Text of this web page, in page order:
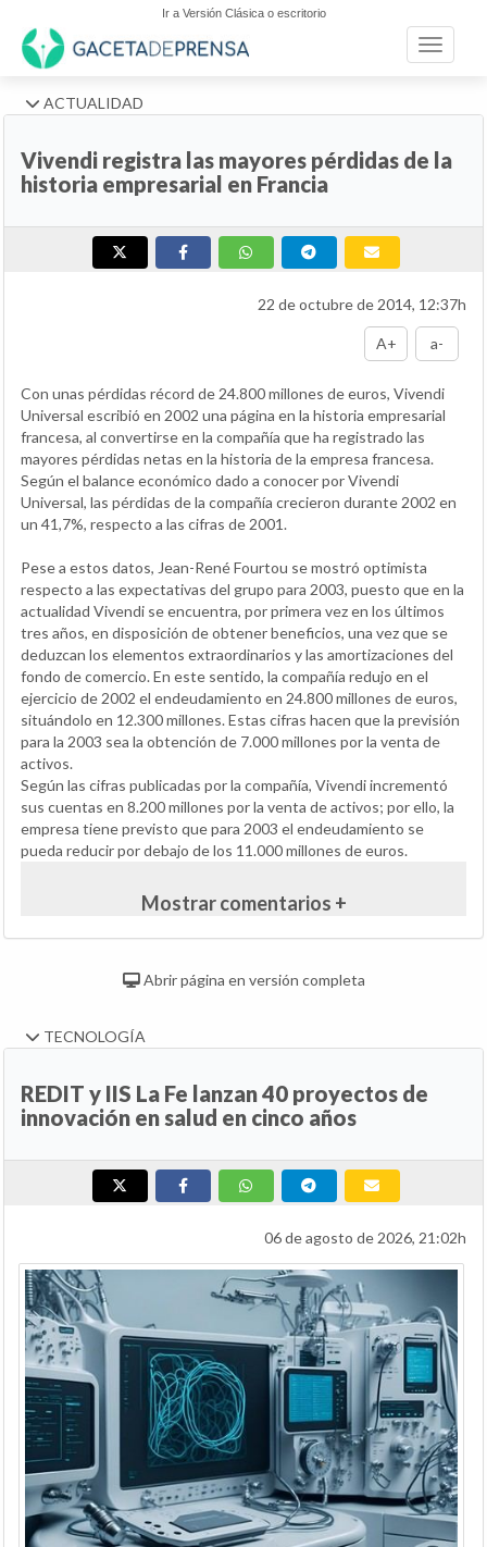
Ir a Versión Clásica o escritorio
Toggle
ACTUALIDAD
Vivendi registra las mayores pérdidas de la
historia empresarial en Francia
22 de octubre de 2014, 12:37h
A+ a-
Con unas pérdidas récord de 24.800 millones de euros, Vivendi
Universal escribió en 2002 una página en la historia empresarial
francesa, al convertirse en la compañía que ha registrado las
mayores pérdidas netas en la historia de la empresa francesa.
Según el balance económico dado a conocer por Vivendi
Universal, las pérdidas de la compañía crecieron durante 2002 en
un 41,7%, respecto a las cifras de 2001.
Pese a estos datos, Jean-René Fourtou se mostró optimista
respecto a las expectativas del grupo para 2003, puesto que en la
actualidad Vivendi se encuentra, por primera vez en los últimos
tres años, en disposición de obtener beneficios, una vez que se
deduzcan los elementos extraordinarios y las amortizaciones del
fondo de comercio. En este sentido, la compañía redujo en el
ejercicio de 2002 el endeudamiento en 24.800 millones de euros,
situándolo en 12.300 millones. Estas cifras hacen que la previsión
para la 2003 sea la obtención de 7.000 millones por la venta de
activos.
Según las cifras publicadas por la compañía, Vivendi incrementó
sus cuentas en 8.200 millones por la venta de activos; por ello, la
empresa tiene previsto que para 2003 el endeudamiento se
pueda reducir por debajo de los 11.000 millones de euros.
Mostrar comentarios +
Abrir página en versión completa
TECNOLOGÍA
REDIT y IIS La Fe lanzan 40 proyectos de
innovación en salud en cinco años
06 de agosto de 2026, 21:02h